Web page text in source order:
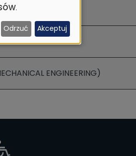
ENGINEERING)
.
Odrzuć Akceptuj